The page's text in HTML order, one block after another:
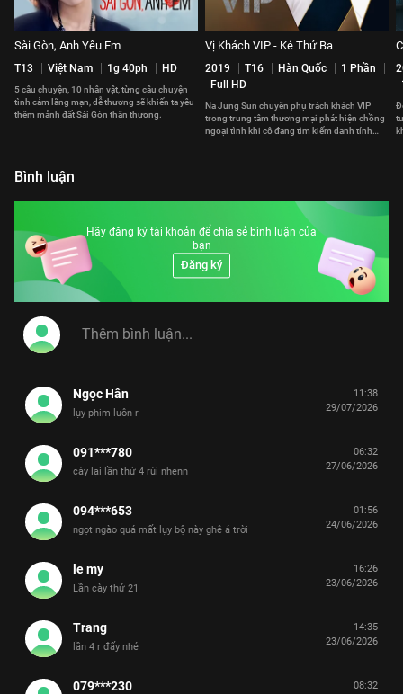
Sài Gòn, Anh Yêu Em
T13 Việt Nam 1g 40ph HD
5 câu chuyện, 10 nhân vật, từng câu chuyện
tình cảm lãng mạn, dễ thương sẽ khiến ta yêu
thêm mảnh đất Sài Gòn thân thương.
Vị Khách VIP - Kẻ Thứ Ba
2019 T16 Hàn Quốc
1 Phần
Full HD
Na Jung Sun chuyên phụ trách khách VIP
trong trung tâm thương mại phát hiện chồng
ngoại tình khi cô đang tìm kiếm danh tính
Bình luận
Hãy đăng ký tài khoản để chia sẻ bình luận của
bạn
Đăng ký
Ngọc Hân
lụy phim luôn r
11:38
29/07/2026
091***780
cày lại lần thứ 4 rùi nhenn
06:32
27/06/2026
094***653
ngọt ngào quá mất lụy bộ này ghê á trời
01:56
24/06/2026
le my
Lần cày thứ 21
16:26
23/06/2026
Trang
lần 4 r đấy nhé
14:35
23/06/2026
079***230
08:32